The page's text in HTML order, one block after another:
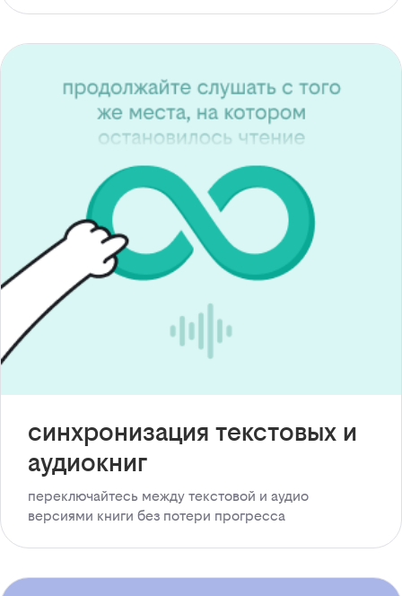
синхронизация текстовых и
аудиокниг
переключайтесь между текстовой и аудио
версиями книги без потери прогресса